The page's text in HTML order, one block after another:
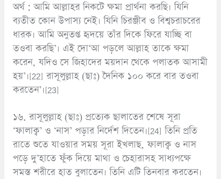
অর্থ : আমি আল্লাহর নিকটে ক্ষমা প্রার্থনা করছি। যিনি
ব্যতীত কোন উপাস্য নেই। যিনি চিরঞ্জীব ও বিশ্বচরাচরের
ধারক। আমি অনুতপ্ত হৃদয়ে তাঁর দিকে ফিরে যাচ্ছি বা
তওবা করছি’। এই দো‘আ পড়লে আল্লাহ তাকে ক্ষমা
করেন, যদিও সে জিহাদের ময়দান থেকে পলাতক আসামী
হয়’।[22] রাসূলুল্লাহ (ছাঃ) দৈনিক ১০০ করে বার তওবা
করতেন’।[23]
১৬. রাসূলুল্লাহ (ছাঃ) প্রত্যেক ছালাতের শেষে সূরা
‘ফালাক্ব’ ও ‘নাস’ পড়ার নির্দেশ দিতেন।[24] তিনি প্রতি
রাতে শুতে যাওয়ার সময় সূরা ইখলাছ, ফালাক্ব ও নাস
পড়ে দু’হাতে ফুঁক দিয়ে মাথা ও চেহারাসহ সাধ্যপক্ষে
সমস্ত শরীরে হাত বুলাতেন। তিনি এটি তিনবার করতেন।